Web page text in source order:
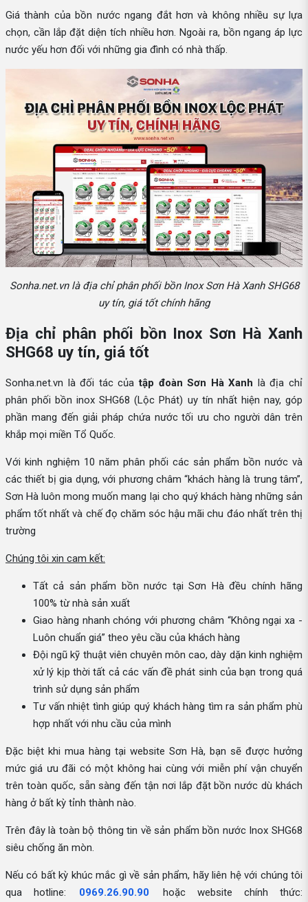
Giá thành của bồn nước ngang đắt hơn và không nhiều sự lựa
chọn, cần lắp đặt diện tích nhiều hơn. Ngoài ra, bồn ngang áp lực
nước yếu hơn đối với những gia đình có nhà thấp.
Sonha.net.vn là địa chỉ phân phối bồn Inox Sơn Hà Xanh SHG68
uy tín, giá tốt chính hãng
Địa chỉ phân phối bồn Inox Sơn Hà Xanh
SHG68 uy tín, giá tốt
Sonha.net.vn là đối tác củatập đoàn Sơn Hà Xanh là địa chỉ
phân phối bồn inox SHG68 (Lộc Phát) uy tín nhất hiện nay, góp
phần mang đến giải pháp chứa nước tối ưu cho người dân trên
khắp mọi miền Tổ Quốc.
Với kinh nghiệm 10 năm phân phối các sản phẩm bồn nước và
các thiết bị gia dụng, với phương châm “khách hàng là trung tâm”,
Sơn Hà luôn mong muốn mang lại cho quý khách hàng những sản
phẩm tốt nhất và chế đọ chăm sóc hậu mãi chu đáo nhất trên thị
trường
Chúng tôi xin cam kết:
Tất cả sản phẩm bồn nước tại Sơn Hà đều chính hãng
100% từ nhà sản xuất
Giao hàng nhanh chóng với phương châm “Không ngại xa -
Luôn chuẩn giá” theo yêu cầu của khách hàng
Đội ngũ kỹ thuật viên chuyên môn cao, dày dặn kinh nghiệm
xử lý kịp thời tất cả các vấn đề phát sinh của bạn trong quá
trình sử dụng sản phẩm
Tư vấn nhiệt tình giúp quý khách hàng tìm ra sản phẩm phù
hợp nhất với nhu cầu của mình
Đặc biệt khi mua hàng tại website Sơn Hà, bạn sẽ được hưởng
mức giá ưu đãi có một không hai cùng với miễn phí vận chuyển
trên toàn quốc, sẵn sàng đến tận nơi lắp đặt bồn nước dù khách
hàng ở bất kỳ tỉnh thành nào.
Trên đây là toàn bộ thông tin về sản phẩm bồn nước Inox SHG68
siêu chống ăn mòn.
Nếu có bất kỳ khúc mắc gì về sản phẩm, hãy liên hệ với chúng tôi
qua hotline:
0969.26.90.90
hoặc website chính thức: